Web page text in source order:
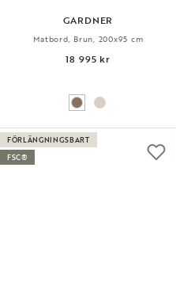
GARDNER
Matbord, Brun, 200x95 cm
18 995 kr
FÖRLÄNGNINGSBART
FSC®